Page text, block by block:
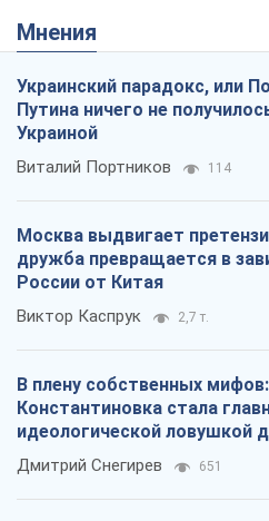
Мнения
Украинский парадокс, или
Путина ничего не
Украиной
Виталий Портников 114
Москва выдвигает
дружба превращается в
России от Китая
Виктор Каспрук 2,7 т.
В плену собственных
Константиновка стала
идеологической ловушкой
российских оккупантов
Дмитрий Снегирев 651